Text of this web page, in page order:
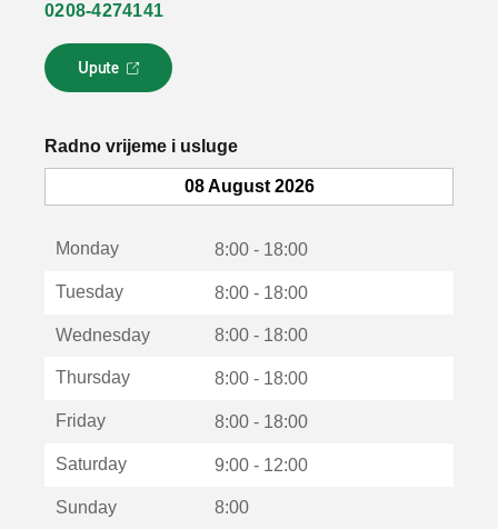
0208-4274141
Upute
L
i
k
o
u
Radno vrijeme i usluge
08 August 2026
Monday 8:00 - 18:00
Tuesday 8:00 - 18:00
Wednesday 8:00 - 18:00
Thursday 8:00 - 18:00
Friday 8:00 - 18:00
Saturday 9:00 - 12:00
Sunday 8:00